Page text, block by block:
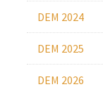
DEM 2024
DEM 2025
DEM 2026